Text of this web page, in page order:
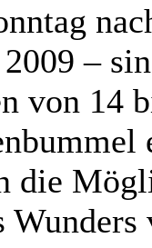
–
von 14
die